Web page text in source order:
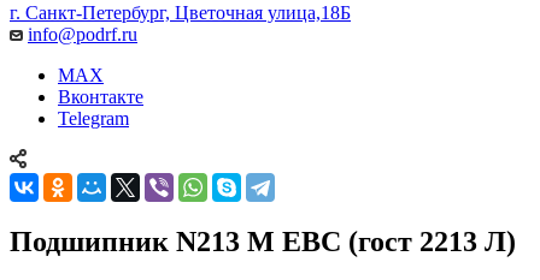
г. Санкт-Петербург, Цветочная улица,18Б
info@podrf.ru
MAX
Вконтакте
Telegram
Подшипник N213 M EBC (гост 2213 Л)